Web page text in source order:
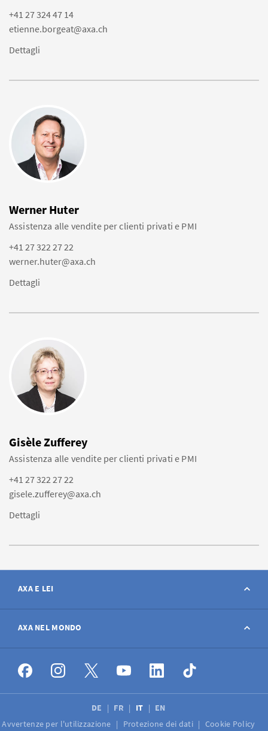
+41 27 324 47 14
etienne.borgeat@axa.ch
Dettagli
Werner Huter
Assistenza alle vendite per clienti privati e PMI
+41 27 322 27 22
werner.huter@axa.ch
Dettagli
Gisèle Zufferey
Assistenza alle vendite per clienti privati e PMI
+41 27 322 27 22
gisele.zufferey@axa.ch
Dettagli
AXA E LEI
Contatto
Avviso sinistro
Offerte di lavoro
AXA NEL MONDO
AXA nel mondo
DE FR IT
EN
Avvertenze per l'utilizzazione
Protezione dei dati
Cookie Policy